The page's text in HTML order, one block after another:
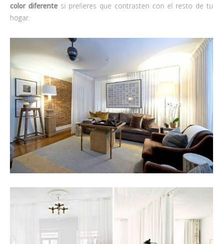
color diferente si prefieres que contrasten con el resto de tu
hogar.